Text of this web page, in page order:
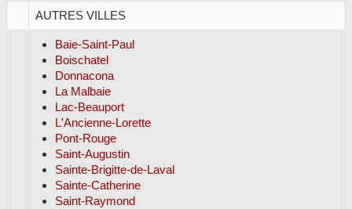
AUTRES VILLES
Baie-Saint-Paul
Boischatel
Donnacona
La Malbaie
Lac-Beauport
L'Ancienne-Lorette
Pont-Rouge
Saint-Augustin
Sainte-Brigitte-de-Laval
Sainte-Catherine
Saint-Raymond